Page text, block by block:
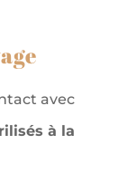
avec
à la